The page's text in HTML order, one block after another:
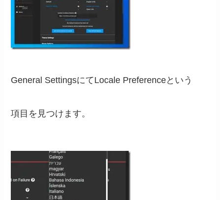
General SettingsにてLocale Preferenceという
項目を見つけます。